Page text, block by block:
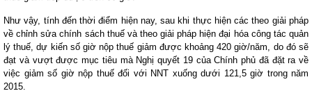
Như vậy, tính đến thời điểm hiện nay, sau khi thực hiện các theo giải pháp
về chỉnh sửa chính sách thuế và theo giải pháp hiện đại hóa công tác quản
lý thuế, dự kiến số giờ nộp thuế giảm được khoảng 420 giờ/năm, do đó sẽ
đạt và vượt được mục tiêu mà Nghị quyết 19 của Chính phủ đã đặt ra về
việc giảm số giờ nộp thuế đối với NNT xuống dưới 121,5 giờ trong năm
2015.